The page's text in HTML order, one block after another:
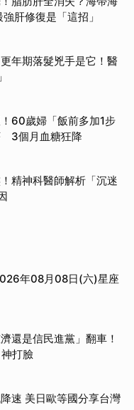
肝修復是「這招」
年期落髮兇手是它！醫
60歲婦「飯前多加1步
3個月血糖狂降
精神科醫師解析「沉迷
年08月08日(六)星座
還是信民進黨」翻車！
打臉
速 美日歐等國分享台灣